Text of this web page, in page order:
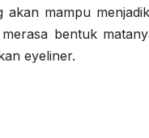
mampu
bentuk
eyeliner.